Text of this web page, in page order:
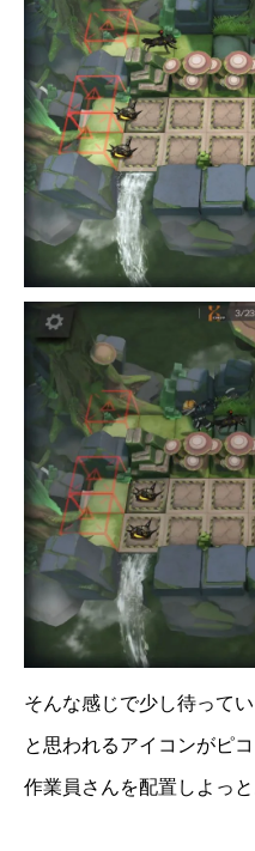
そんな感じで少し待って
と思われるアイコンがピ
作業員さんを配置しよっと